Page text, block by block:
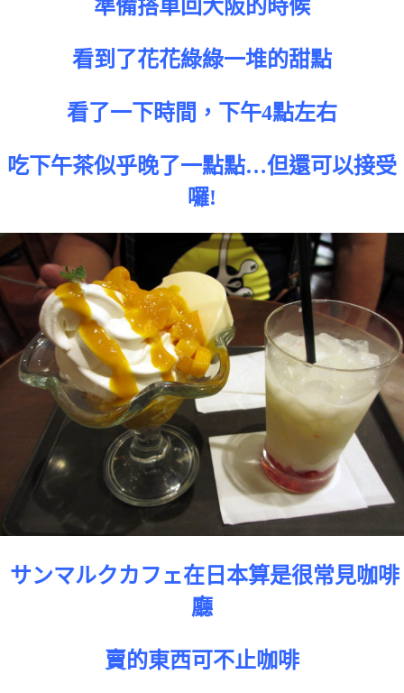
準備搭車回大阪的時候
看到了花花綠綠一堆的甜點
看了一下時間，下午4點左右
吃下午茶似乎晚了一點點…但還可以接受
囉!
サンマルクカフェ在日本算是很常見咖啡
廳
賣的東西可不止咖啡